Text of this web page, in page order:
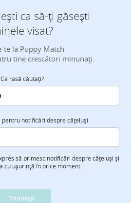
ca să-ți găsești
visat?
te la Puppy Match
tine crescători minunați.
Ce rasă căutați?
pentru notificări despre cățeluși
să primesc notificări despre cățeluși și
cu ușurință în orice moment.
Trimiteți